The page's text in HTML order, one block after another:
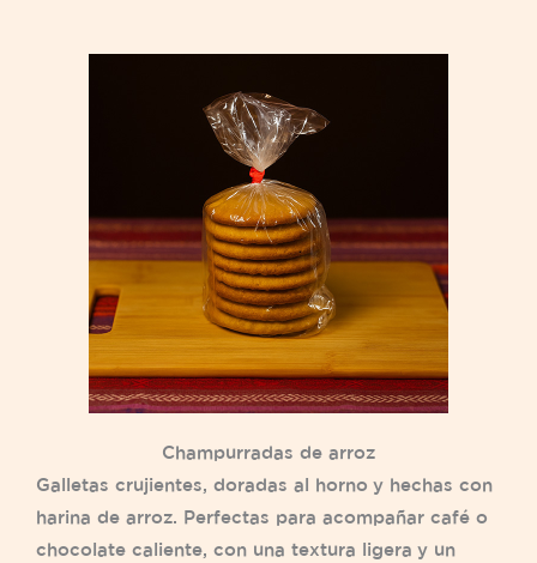
Champurradas de arroz
Galletas crujientes, doradas al horno y hechas con
harina de arroz. Perfectas para acompañar café o
chocolate caliente, con una textura ligera y un